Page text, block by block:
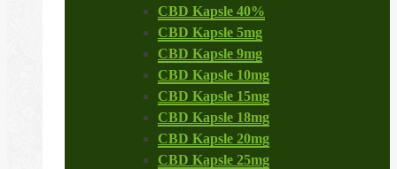
CBD Kapsle 40%
CBD Kapsle 5mg
CBD Kapsle 9mg
CBD Kapsle 10mg
CBD Kapsle 15mg
CBD Kapsle 18mg
CBD Kapsle 20mg
CBD Kapsle 25mg